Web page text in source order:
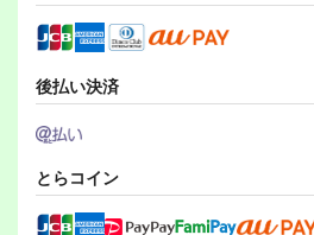
後払い決済
とらコイン